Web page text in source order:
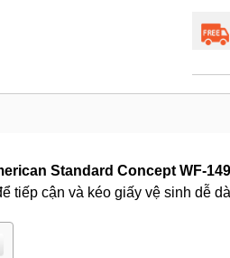
Standard Concept WF-
tiếp cận và kéo giấy vệ sinh dễ